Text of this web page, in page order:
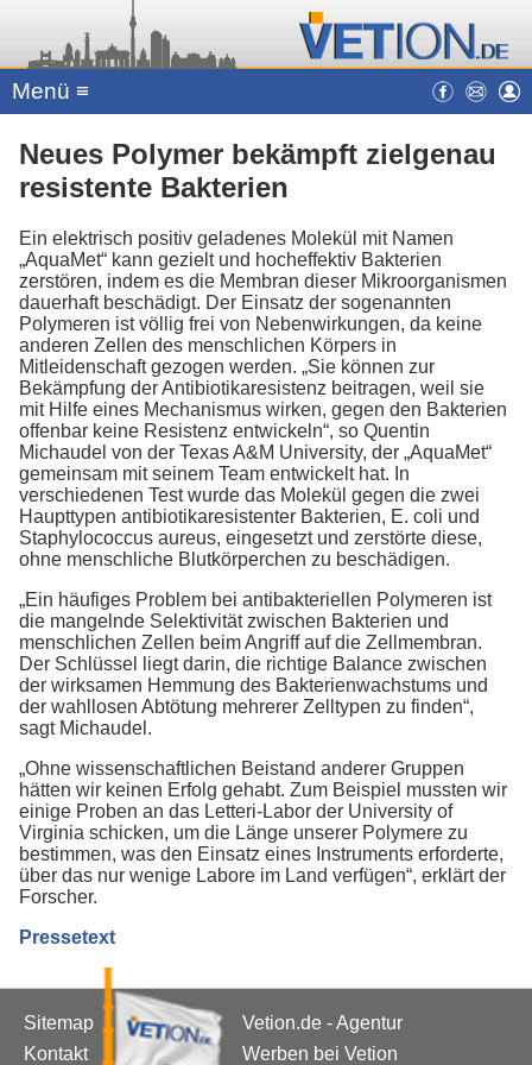
Menü ≡
Neues Polymer bekämpft zielgenau
resistente Bakterien
Ein elektrisch positiv geladenes Molekül mit Namen
„AquaMet“ kann gezielt und hocheffektiv Bakterien
zerstören, indem es die Membran dieser Mikroorganismen
dauerhaft beschädigt. Der Einsatz der sogenannten
Polymeren ist völlig frei von Nebenwirkungen, da keine
anderen Zellen des menschlichen Körpers in
Mitleidenschaft gezogen werden. „Sie können zur
Bekämpfung der Antibiotikaresistenz beitragen, weil sie
mit Hilfe eines Mechanismus wirken, gegen den Bakterien
offenbar keine Resistenz entwickeln“, so Quentin
Michaudel von der Texas A&M University, der „AquaMet“
gemeinsam mit seinem Team entwickelt hat. In
verschiedenen Test wurde das Molekül gegen die zwei
Haupttypen antibiotikaresistenter Bakterien, E. coli und
Staphylococcus aureus, eingesetzt und zerstörte diese,
ohne menschliche Blutkörperchen zu beschädigen.
„Ein häufiges Problem bei antibakteriellen Polymeren ist
die mangelnde Selektivität zwischen Bakterien und
menschlichen Zellen beim Angriff auf die Zellmembran.
Der Schlüssel liegt darin, die richtige Balance zwischen
der wirksamen Hemmung des Bakterienwachstums und
der wahllosen Abtötung mehrerer Zelltypen zu finden“,
sagt Michaudel.
„Ohne wissenschaftlichen Beistand anderer Gruppen
hätten wir keinen Erfolg gehabt. Zum Beispiel mussten wir
einige Proben an das Letteri-Labor der University of
Virginia schicken, um die Länge unserer Polymere zu
bestimmen, was den Einsatz eines Instruments erforderte,
über das nur wenige Labore im Land verfügen“, erklärt der
Forscher.
Pressetext
Sitemap
Kontakt
Vetion.de - Agentur
Werben bei Vetion